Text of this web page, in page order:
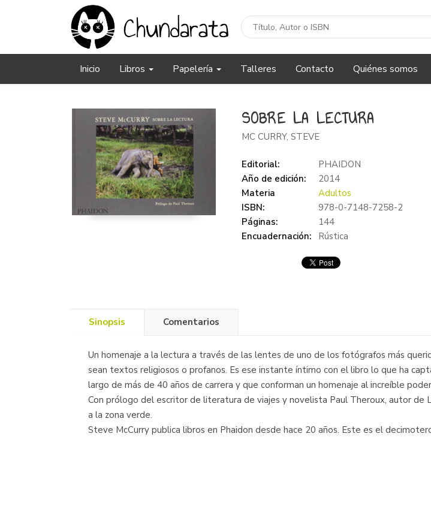
Inicio Libros Papelería Talleres Contacto Quiénes somos
SOBRE LA LECTURA
MC CURRY, STEVE
Editorial:
PHAIDON
Año de edición:
2014
Materia
Adultos
ISBN:
978-0-7148-7258-2
Páginas:
144
Encuadernación:
Rústica
Sinopsis Comentarios
Un homenaje a la lectura a través de las lentes de uno de los fotógrafos más
sean textos religiosos o profanos. Es ese instante íntimo con el libro lo que ha
largo de más de 40 años de carrera y que conforman un homenaje al increíble
Con prólogo del escritor de literatura de viajes y novelista Paul Theroux, autor
a la zona verde.
Steve McCurry publica libros en Phaidon desde hace 20 años. Este es el